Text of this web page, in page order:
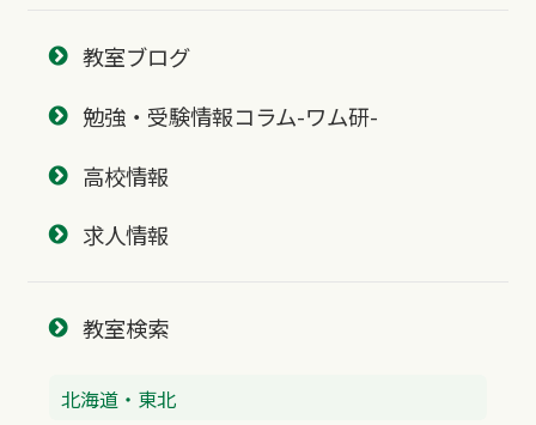
教室ブログ
勉強・受験情報コラム-ワム研-
高校情報
求人情報
教室検索
北海道・東北